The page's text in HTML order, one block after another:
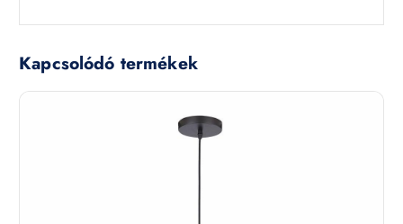
Kapcsolódó termékek